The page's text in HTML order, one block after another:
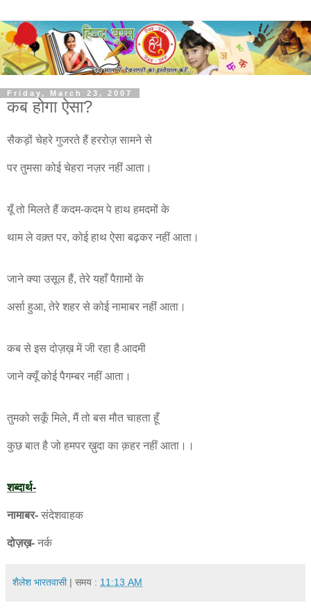
Friday, March 23, 2007
कब होगा ऐसा?
सैकड़ों चेहरे गुजरते हैं हररोज़ सामने से
पर तुमसा कोई चेहरा नज़र नहीं आता।
यूँ तो मिलते हैं कदम-कदम पे हाथ हमदमों के
थाम ले वक़्त पर, कोई हाथ ऐसा बढ़कर नहीं आता।
जाने क्या उसूल हैं, तेरे यहाँ पैग़ामों के
अर्सा हुआ, तेरे शहर से कोई नामाबर नहीं आता।
कब से इस दोज़ख़ में जी रहा है आदमी
जाने क्यूँ कोई पैगम्बर नहीं आता।
तुमको सकूँ मिले, मैं तो बस मौत चाहता हूँ
कुछ बात है जो हमपर ख़ुदा का क़हर नहीं आता।।
शब्दार्थ-
नामाबर- संदेशवाहक
दोज़ख़- नर्क
शैलेश भारतवासी | समय : 11:13 AM